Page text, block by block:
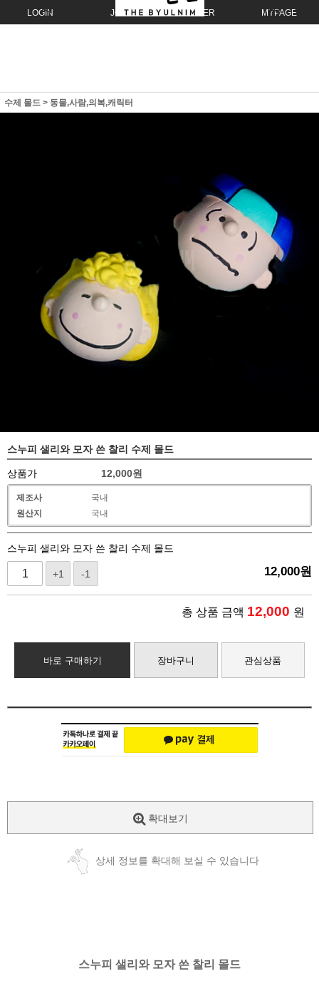
LOGIN JOIN ORDER MYPAGE
수제 몰드 > 동물,사람,의복,캐릭터
스누피 샐리와 모자 쓴 찰리 수제 몰드
상품가 12,000원
제조사
국내
원산지
국내
스누피 샐리와 모자 쓴 찰리 수제 몰드
+1 -1 12,000원
총 상품 금액 12,000 원
바로 구매하기 장바구니 관심상품
확대보기
상세 정보를 확대해 보실 수 있습니다
스누피 샐리와 모자 쓴 찰리 몰드